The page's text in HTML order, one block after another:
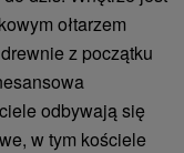
ołtarzem
z początku
odbywają się
w tym kościele